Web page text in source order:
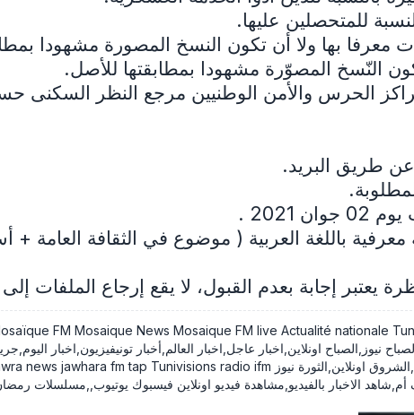
للمتحصلين عليها.
معرفا بها ولا أن تكون النسخ المصورة مشهودا
النّسخ المصوّرة مشهودا بمطابقتها للأصل.
الحرس والأمن الوطنيين مرجع النظر السكنى
طريق البريد.
2021 .
يعتبر إجابة بعدم القبول، لا يقع إرجاع الملفات
نيوز,الصباح اونلاين,اخبار عاجل,اخبار العالم,أخبار تونيفيزيون,اخبار
بالفيديو,مشاهدة فيديو اونلاين فيسبوك يوتيوب,,مسلسلات رمضان 2025,المسلسلات التونسية رمضان